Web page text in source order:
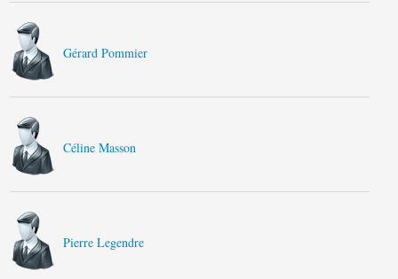
Gérard Pommier
Céline Masson
Pierre Legendre